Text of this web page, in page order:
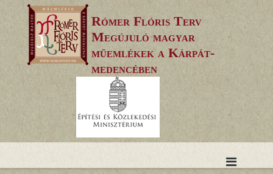
to
content
Rómer Flóris Terv
Megújuló magyar
műemlékek a Kárpát-
medencében